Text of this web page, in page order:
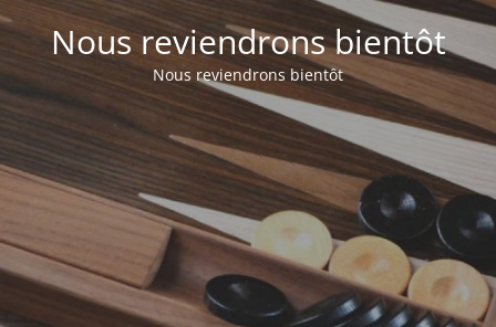
Nous reviendrons bientôt
Nous reviendrons bientôt